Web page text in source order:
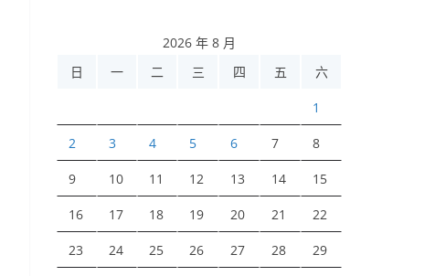
2026 年 8 月
日
一 二 三 四 五 六
1
2 3 4 5 6 7 8
9 10 11 12 13 14 15
16 17 18 19 20 21 22
23 24 25 26 27 28 29